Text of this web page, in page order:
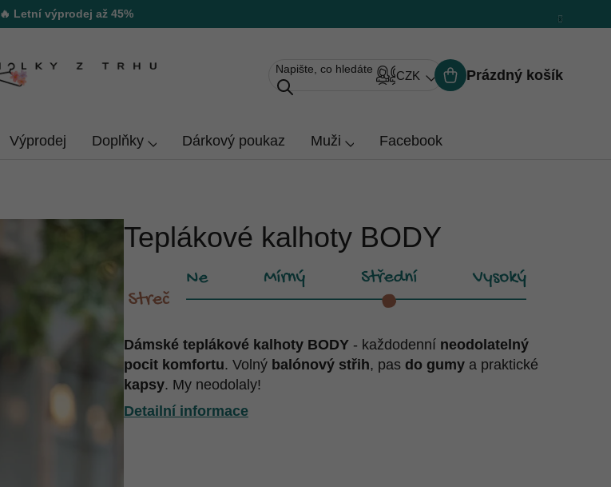
🔥 Letní výprodej až 45%
Nákupní
Prázdný košík
CZK
Výprodej Doplňky Dárkový poukaz Muži Facebook
Teplákové kalhoty BODY
Dámské teplákové kalhoty BODY - každodenní neodolatelný
pocit komfortu. Volný balónový střih, pas do gumy a praktické
kapsy. My neodolaly!
Detailní informace